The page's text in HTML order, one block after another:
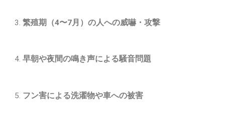
繁殖期（4〜7月）の人への威嚇・攻撃
早朝や夜間の鳴き声による騒音問題
フン害による洗濯物や車への被害